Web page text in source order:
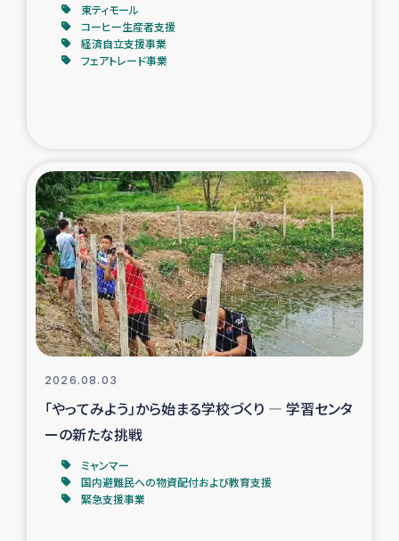
スリランカ ジャフナ県干物事業
スリランカの南北女性をつなぐサリー・リサイクル・プロ
ジェクト
復興支援事業
民際教育事業
女性グループPIFWANITAによる食品加工事業
ガザ人道支援
令和6年能登半島地震 緊急支援
国内避難民への物資配付および教育支援
東ティモール
コーヒー生産者支援
経済自立支援事業
フェアトレード事業
2026.08.03
「やってみよう」から始まる学校づくり ― 学習センタ
ーの新たな挑戦
ミャンマー
国内避難民への物資配付および教育支援
緊急支援事業